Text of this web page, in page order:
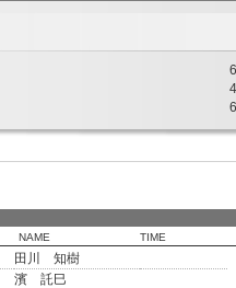
6
4
6
NAME TIME
田川 知樹
濱 託巳